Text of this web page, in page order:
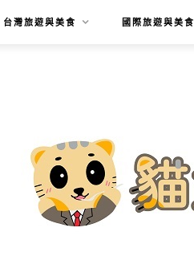
台灣旅遊與美食 國際旅遊與美食